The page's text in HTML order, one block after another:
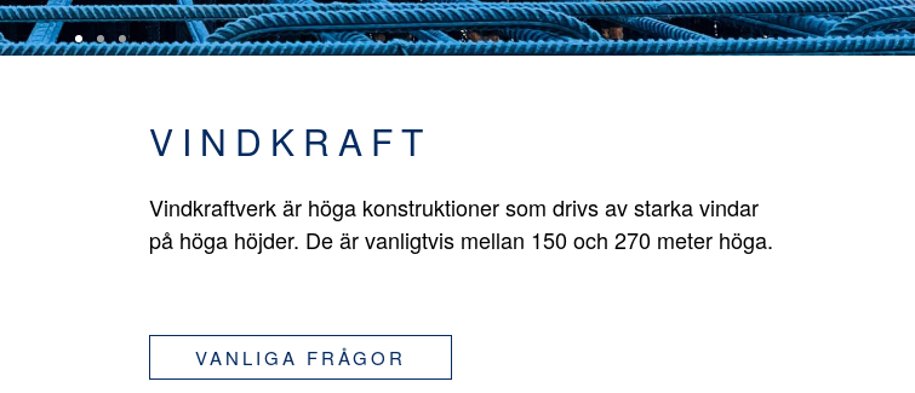
VINDKRAFT
Vindkraftverk är höga konstruktioner som drivs av starka vindar
på höga höjder. De är vanligtvis mellan 150 och 270 meter höga.
VANLIGA FRÅGOR